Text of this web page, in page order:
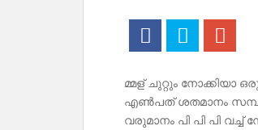
മ്മള് ചുറ്റും നോക്കിയാ
എൺപത് ശതമാനം
വരുമാനം പി പി പി